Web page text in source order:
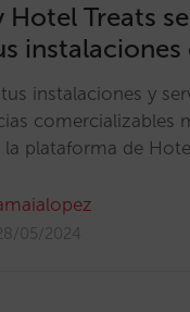
Hotel Treats
instalaciones y
comercializables
la plataforma de
05/2024